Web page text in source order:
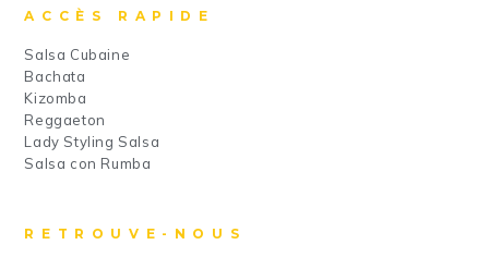
ACCÈS RAPIDE
Salsa Cubaine
Bachata
Kizomba
Reggaeton
Lady Styling Salsa
Salsa con Rumba
RETROUVE-NOUS